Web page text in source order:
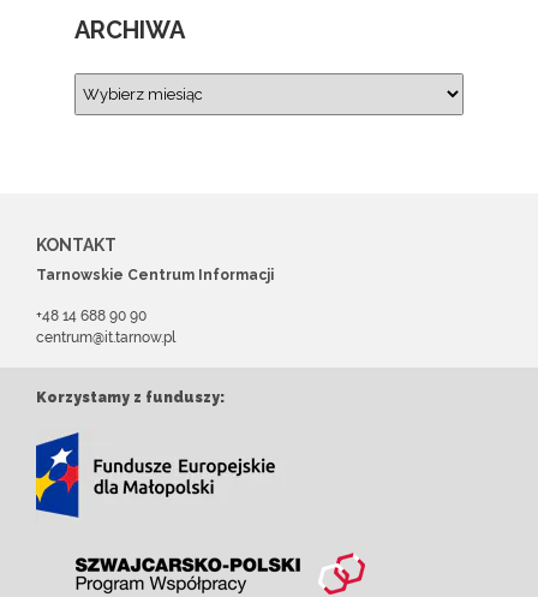
ARCHIWA
KONTAKT
Tarnowskie Centrum Informacji
+48 14 688 90 90
centrum@it.tarnow.pl
Korzystamy z funduszy: